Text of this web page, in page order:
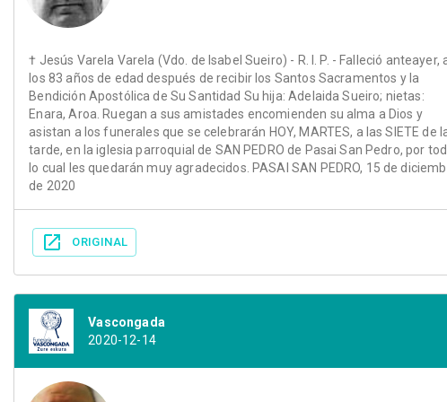
† Jesús Varela Varela (Vdo. de Isabel Sueiro) - R. I. P. - Falleció anteayer,
los 83 años de edad después de recibir los Santos Sacramentos y la
Bendición Apostólica de Su Santidad Su hija: Adelaida Sueiro; nietas:
Enara, Aroa. Ruegan a sus amistades encomienden su alma a Dios y
asistan a los funerales que se celebrarán HOY, MARTES, a las SIETE de
tarde, en la iglesia parroquial de SAN PEDRO de Pasai San Pedro, por
lo cual les quedarán muy agradecidos. PASAI SAN PEDRO, 15 de
de 2020
ORIGINAL
Vascongada
2020-12-14